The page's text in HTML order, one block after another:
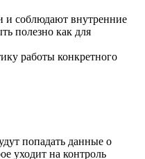
и соблюдают внутренние
полезно как для
работы конкретного
попадать данные о
уходит на контроль